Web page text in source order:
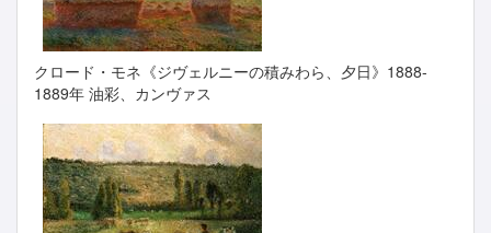
クロード・モネ《ジヴェルニーの積みわら、夕日》1888-
1889年 油彩、カンヴァス